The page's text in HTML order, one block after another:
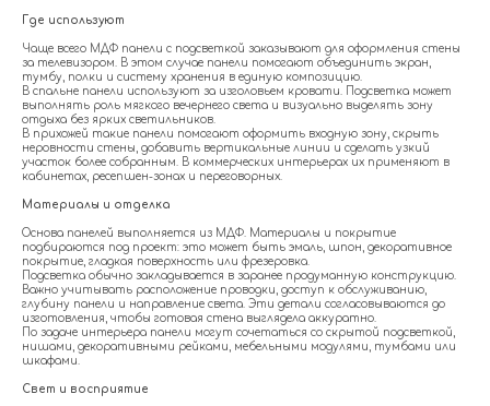
Где используют
Чаще всего МДФ панели с подсветкой заказывают для оформления стены
за телевизором. В этом случае панели помогают объединить экран,
тумбу, полки и систему хранения в единую композицию.
В спальне панели используют за изголовьем кровати. Подсветка может
выполнять роль мягкого вечернего света и визуально выделять зону
отдыха без ярких светильников.
В прихожей такие панели помогают оформить входную зону, скрыть
неровности стены, добавить вертикальные линии и сделать узкий
участок более собранным. В коммерческих интерьерах их применяют в
кабинетах, ресепшен-зонах и переговорных.
Материалы и отделка
Основа панелей выполняется из МДФ. Материалы и покрытие
подбираются под проект: это может быть эмаль, шпон, декоративное
покрытие, гладкая поверхность или фрезеровка.
Подсветка обычно закладывается в заранее продуманную конструкцию.
Важно учитывать расположение проводки, доступ к обслуживанию,
глубину панели и направление света. Эти детали согласовываются до
изготовления, чтобы готовая стена выглядела аккуратно.
По задаче интерьера панели могут сочетаться со скрытой подсветкой,
нишами, декоративными рейками, мебельными модулями, тумбами или
шкафами.
Свет и восприятие